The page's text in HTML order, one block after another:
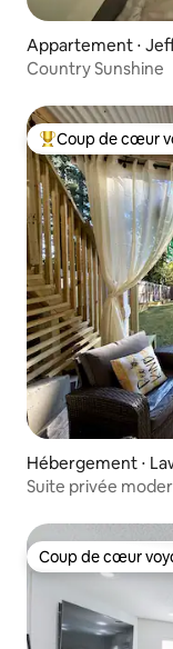
Appartement ⋅
Country Sunshine
Coups de cœur
Coup de cœur
Hébergement ⋅
Suite privée
Coup de cœur
Coup de cœur